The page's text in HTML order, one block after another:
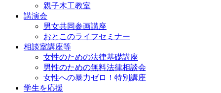
親子木工教室
講演会
男女共同参画講座
おとこのライフセミナー
相談室講座等
女性のための法律基礎講座
男性のための無料法律相談会
女性への暴力ゼロ！特別講座
学生を応援